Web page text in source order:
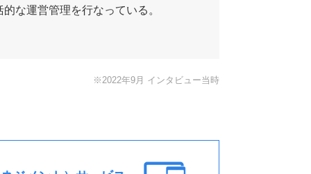
な運営管理を行なっている。
※2022年9月 インタビュー当時